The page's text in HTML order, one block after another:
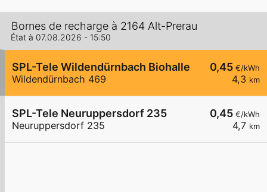
Bornes de recharge à 2164 Alt-Prerau
État à 07.08.2026 - 15:50
0,45 €/kWh
4,3 km
SPL-Tele Wildendürnbach Biohalle
Wildendürnbach 469
0,45 €/kWh
4,7 km
SPL-Tele Neuruppersdorf 235
Neuruppersdorf 235